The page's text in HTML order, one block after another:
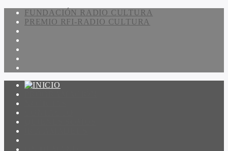
FUNDACIÓN RADIO CULTURA
PREMIO RFI-RADIO CULTURA